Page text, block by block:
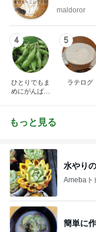
maldoror
4
ひとりでもま
めにがんばる
5
ラテログ
もっと見る
水やり
Amebaト
簡単に